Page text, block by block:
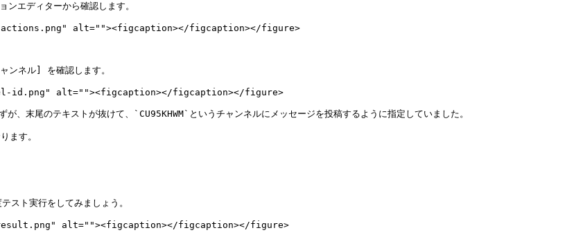
ンエディターから確認します。
alt=""><figcaption></figcaption></figure>
ンネル] を確認します。
id.png" alt=""><figcaption></figcaption></figure>
末尾のテキストが抜けて、`CU95KHWM`というチャンネルにメッセージを投稿するように指定していました。
ます。
スト実行をしてみましょう。
alt=""><figcaption></figcaption></figure>